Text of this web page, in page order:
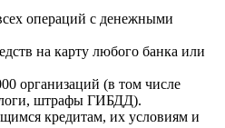
операций с денежными
на карту любого банка или
организаций (в том числе
штрафы ГИБДД).
кредитам, их условиям и